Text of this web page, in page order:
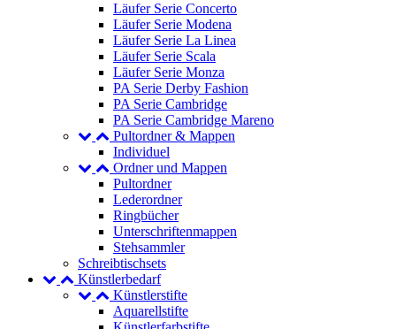
Läufer Serie Concerto
Läufer Serie Modena
Läufer Serie La Linea
Läufer Serie Scala
Läufer Serie Monza
PA Serie Derby Fashion
PA Serie Cambridge
PA Serie Cambridge Mareno
Pultordner & Mappen
Individuel
Ordner und Mappen
Pultordner
Lederordner
Ringbücher
Unterschriftenmappen
Stehsammler
Schreibtischsets
Künstlerbedarf
Künstlerstifte
Aquarellstifte